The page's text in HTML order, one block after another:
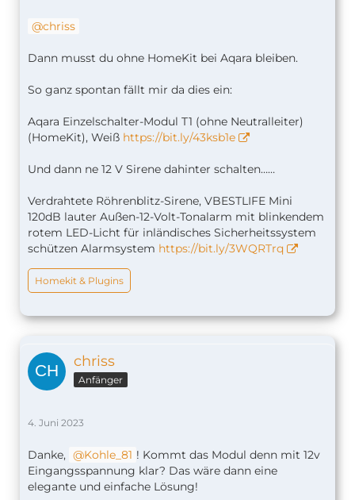
chriss
Dann musst du ohne HomeKit bei Aqara bleiben.
So ganz spontan fällt mir da dies ein:
Aqara Einzelschalter-Modul T1 (ohne Neutralleiter)
(HomeKit), Weiß https://bit.ly/43ksb1e
Und dann ne 12 V Sirene dahinter schalten……
Verdrahtete Röhrenblitz-Sirene, VBESTLIFE Mini
120dB lauter Außen-12-Volt-Tonalarm mit blinkendem
rotem LED-Licht für inländisches Sicherheitssystem
schützen Alarmsystem https://bit.ly/3WQRTrq
Homekit & Plugins
chriss
Anfänger
4. Juni 2023
Danke, Kohle_81 ! Kommt das Modul denn mit 12v
Eingangsspannung klar? Das wäre dann eine
elegante und einfache Lösung!